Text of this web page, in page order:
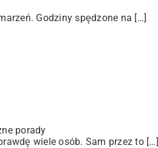
Godziny spędzone na […]
porady
wiele osób. Sam przez to […]